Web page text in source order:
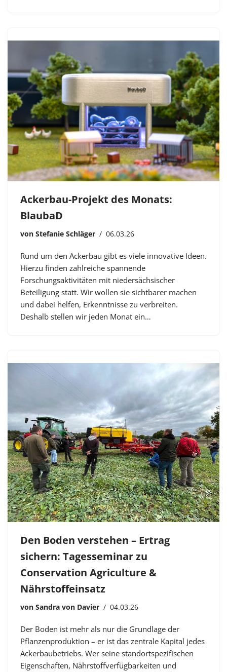
Ackerbau-Projekt des Monats:
BlaubaD
von Stefanie Schläger 06.03.26
Rund um den Ackerbau gibt es viele innovative Ideen.
Hierzu finden zahlreiche spannende
Forschungsaktivitäten mit niedersächsischer
Beteiligung statt. Wir wollen sie sichtbarer machen
und dabei helfen, Erkenntnisse zu verbreiten.
Deshalb stellen wir jeden Monat ein…
Den Boden verstehen – Ertrag
sichern: Tagesseminar zu
Conservation Agriculture &
Nährstoffeinsatz
von Sandra von Davier 04.03.26
Der Boden ist mehr als nur die Grundlage der
Pflanzenproduktion – er ist das zentrale Kapital jedes
Ackerbaubetriebs. Wer seine standortspezifischen
Eigenschaften, Nährstoffverfügbarkeiten und